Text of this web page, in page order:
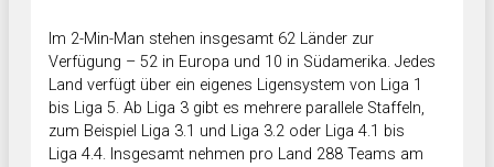
Im 2-Min-Man stehen insgesamt 62 Länder zur
Verfügung – 52 in Europa und 10 in Südamerika. Jedes
Land verfügt über ein eigenes Ligensystem von Liga 1
bis Liga 5. Ab Liga 3 gibt es mehrere parallele Staffeln,
zum Beispiel Liga 3.1 und Liga 3.2 oder Liga 4.1 bis
Liga 4.4. Insgesamt nehmen pro Land 288 Teams am